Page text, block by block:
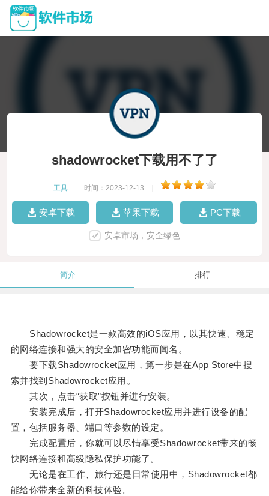
shadowrocket下载用不了了
工具 时间：2023-12-13
安卓下载 苹果下载 PC下载
安卓市场，安全绿色
简介 排行
Shadowrocket是一款高效的iOS应用，以其快速、稳定
的网络连接和强大的安全加密功能而闻名。
要下载Shadowrocket应用，第一步是在App Store中搜
索并找到Shadowrocket应用。
其次，点击“获取”按钮并进行安装。
安装完成后，打开Shadowrocket应用并进行设备的配
置，包括服务器、端口等参数的设定。
完成配置后，你就可以尽情享受Shadowrocket带来的畅
快网络连接和高级隐私保护功能了。
无论是在工作、旅行还是日常使用中，Shadowrocket都
能给你带来全新的科技体验。